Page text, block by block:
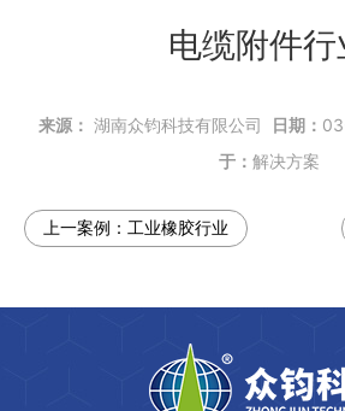
电缆附件行
来源： 湖南众钧科技有限公司 日期：
于： 解决方案
上一案例： 工业橡胶行业